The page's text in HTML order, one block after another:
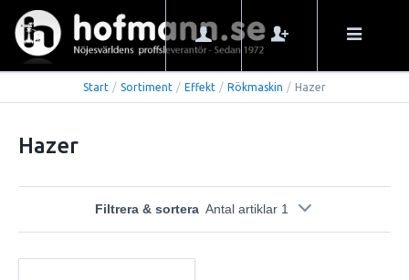
Start / Sortiment / Effekt / Rökmaskin / Hazer
Hazer
Filtrera & sortera Antal artiklar 1